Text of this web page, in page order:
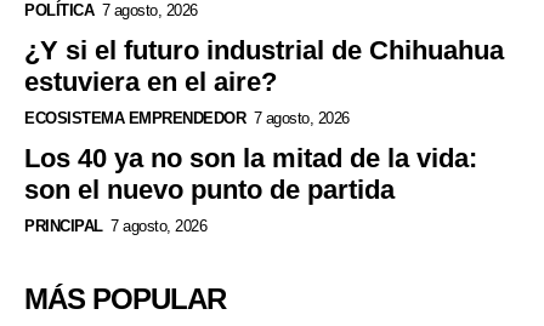
POLÍTICA 7 agosto, 2026
¿Y si el futuro industrial de Chihuahua
estuviera en el aire?
ECOSISTEMA EMPRENDEDOR 7 agosto, 2026
Los 40 ya no son la mitad de la vida:
son el nuevo punto de partida
PRINCIPAL 7 agosto, 2026
MÁS POPULAR